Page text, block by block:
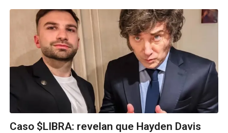
Caso $LIBRA: revelan que Hayden Davis